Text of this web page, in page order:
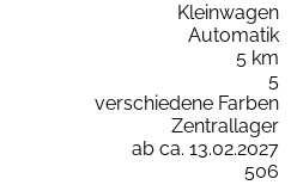
Kleinwagen
Automatik
5 km
5
verschiedene Farben
Zentrallager
ab ca. 13.02.2027
506